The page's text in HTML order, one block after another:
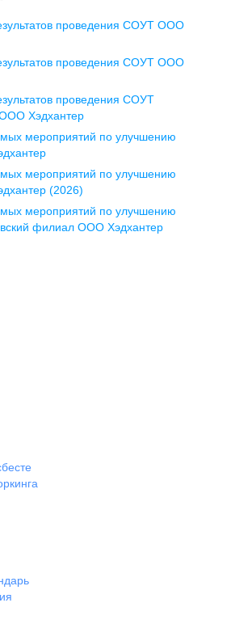
10,
этаж 3,
20,
этаж,
3.4
проведения СОУТ ООО
проведения СОУТ ООО
проведения СОУТ
Хэдхантер
мероприятий по улучшению
мероприятий по улучшению
(2026)
мероприятий по улучшению
филиал ООО Хэдхантер